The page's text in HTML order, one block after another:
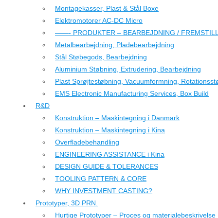
Montagekasser, Plast & Stål Boxe
Elektromotorer AC-DC Micro
——- PRODUKTER – BEARBEJDNING /
Metalbearbejdning, Pladebearbejdning
Stål Støbegods, Bearbejdning
Aluminium Støbning, Extrudering, Bearbejdning
Plast Sprøjtestøbning, Vacuumformning,
EMS Electronic Manufacturing Services, Box Build
R&D
Konstruktion – Maskintegning i Danmark
Konstruktion – Maskintegning i Kina
Overfladebehandling
ENGINEERING ASSISTANCE i Kina
DESIGN GUIDE & TOLERANCES
TOOLING PATTERN & CORE
WHY INVESTMENT CASTING?
Prototyper, 3D PRN.
Hurtige Prototyper – Proces og materialebeskrivelse